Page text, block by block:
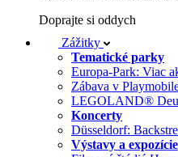
Doprajte si oddych
Zážitky
Tematické parky
Europa-Park: Viac
Zábava v
LEGOLAND®
Koncerty
Düsseldorf:
Výstavy a expozície